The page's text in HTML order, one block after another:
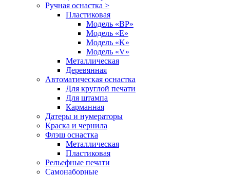
Ручная оснастка >
Пластиковая
Модель «BP»
Модель «E»
Модель «K»
Модель «V»
Металлическая
Деревянная
Автоматическая оснастка
Для круглой печати
Для штампа
Карманная
Датеры и нумераторы
Краска и чернила
Флэш оснастка
Металлическая
Пластиковая
Рельефные печати
Самонаборные